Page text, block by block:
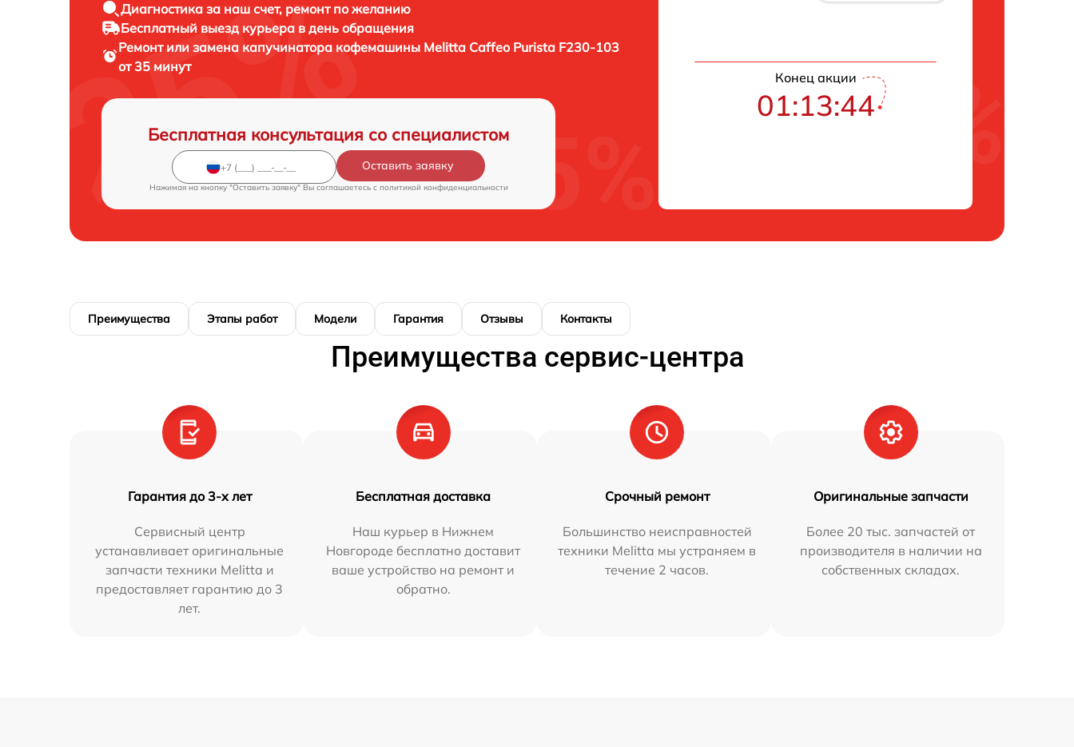
Диагностика за наш счет, ремонт по желанию
Бесплатный выезд курьера в день обращения
Ремонт или замена капучинатора кофемашины Melitta Caffeo Purista F230-103
от 35 минут
Бесплатная консультация со специалистом
Оставить заявку
Нажимая на кнопку "Оставить заявку" Вы соглашаетесь c политикой конфиденциальности
Конец акции
01:13:43
Преимущества Этапы работ Модели Гарантия Отзывы Контакты
Преимущества сервис-центра
Гарантия до 3-х лет
Сервисный центр
устанавливает оригинальные
запчасти техники Melitta и
предоставляет гарантию до 3
лет.
Бесплатная доставка
Наш курьер в Нижнем
Новгороде бесплатно доставит
ваше устройство на ремонт и
обратно.
Срочный ремонт
Большинство неисправностей
техники Melitta мы устраняем в
течение 2 часов.
Оригинальные запчасти
Более 20 тыс. запчастей от
производителя в наличии на
собственных складах.